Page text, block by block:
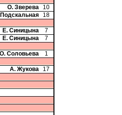
О. Зверева
10
18
Е. Синицына
7
Е. Синицына
7
О. Соловьева
1
А. Жукова
17